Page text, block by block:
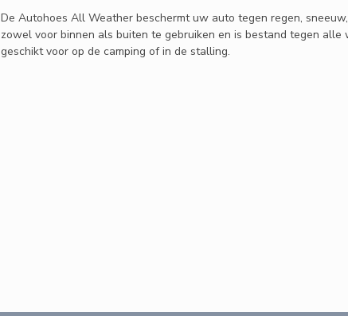
De Autohoes All Weather beschermt uw auto tegen regen,
zowel voor binnen als buiten te gebruiken en is bestand tegen
geschikt voor op de camping of in de stalling.